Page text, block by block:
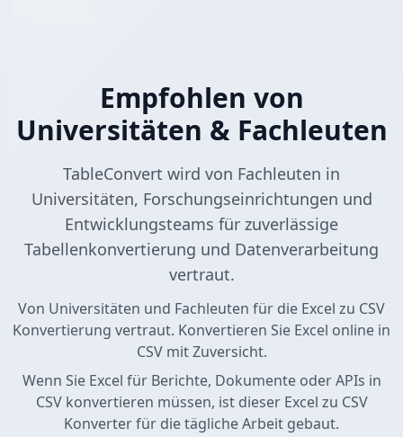
Empfohlen von
Universitäten & Fachleuten
TableConvert wird von Fachleuten in
Universitäten, Forschungseinrichtungen und
Entwicklungsteams für zuverlässige
Tabellenkonvertierung und Datenverarbeitung
vertraut.
Von Universitäten und Fachleuten für die Excel zu CSV
Konvertierung vertraut. Konvertieren Sie Excel online in
CSV mit Zuversicht.
Wenn Sie Excel für Berichte, Dokumente oder APIs in
CSV konvertieren müssen, ist dieser Excel zu CSV
Konverter für die tägliche Arbeit gebaut.